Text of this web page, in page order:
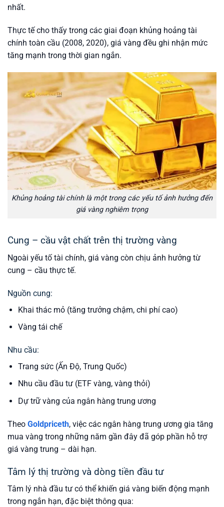
nhất.
Thực tế cho thấy trong các giai đoạn khủng hoảng tài
chính toàn cầu (2008, 2020), giá vàng đều ghi nhận mức
tăng mạnh trong thời gian ngắn.
Khủng hoảng tài chính là một trong các yếu tố ảnh hưởng đến
giá vàng nghiêm trọng
Cung – cầu vật chất trên thị trường vàng
Ngoài yếu tố tài chính, giá vàng còn chịu ảnh hưởng từ
cung – cầu thực tế.
Nguồn cung:
Khai thác mỏ (tăng trưởng chậm, chi phí cao)
Vàng tái chế
Nhu cầu:
Trang sức (Ấn Độ, Trung Quốc)
Nhu cầu đầu tư (ETF vàng, vàng thỏi)
Dự trữ vàng của ngân hàng trung ương
Theo Goldpriceth, việc các ngân hàng trung ương gia tăng
mua vàng trong những năm gần đây đã góp phần hỗ trợ
giá vàng trung – dài hạn.
Tâm lý thị trường và dòng tiền đầu tư
Tâm lý nhà đầu tư có thể khiến giá vàng biến động mạnh
trong ngắn hạn, đặc biệt thông qua: